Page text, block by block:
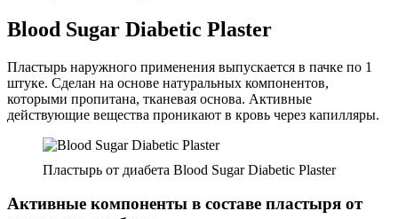
Blood Sugar Diabetic Plaster
Пластырь наружного применения выпускается в пачке по 1
штуке. Сделан на основе натуральных компонентов,
которыми пропитана, тканевая основа. Активные
действующие вещества проникают в кровь через капилляры.
Пластырь от диабета Blood Sugar Diabetic Plaster
Активные компоненты в составе пластыря от